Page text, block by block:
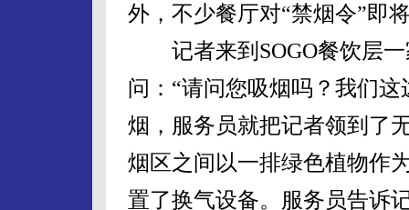
外，不少餐厅对“禁烟令”即
记者来到SOGO餐饮层一
问：“请问您吸烟吗？我们
烟，服务员就把记者领到了
烟区之间以一排绿色植物作
置了换气设备。服务员告诉